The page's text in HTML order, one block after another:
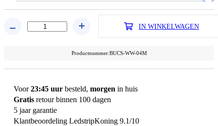
IN WINKELWAGEN
Productnummer:BUCS-WW-04M
Voor23:45 uur besteld, morgen in huis
Gratis retour binnen 100 dagen
5 jaar garantie
Klantbeoordeling LedstripKoning 9.1/10